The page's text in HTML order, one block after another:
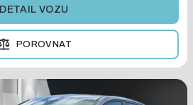
POROVNAT
DETAIL VOZU